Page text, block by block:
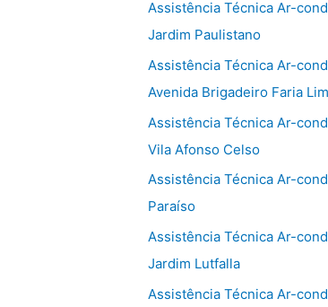
Assistência Técnica Ar-
Jardim Paulistano
Assistência Técnica Ar-
Avenida Brigadeiro Faria
Assistência Técnica Ar-
Vila Afonso Celso
Assistência Técnica Ar-
Paraíso
Assistência Técnica Ar-
Jardim Lutfalla
Assistência Técnica Ar-